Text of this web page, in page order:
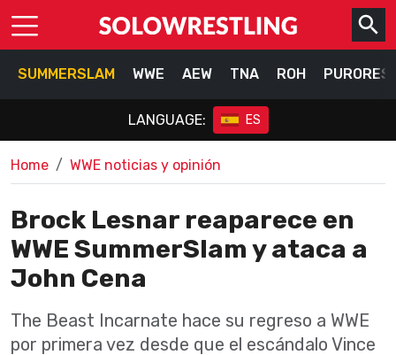
SUMMERSLAM WWE AEW TNA ROH
LANGUAGE: ES
Home WWE noticias y opinión
Brock Lesnar reaparece en
WWE SummerSlam y ataca a
John Cena
The Beast Incarnate hace su regreso a WWE
por primera vez desde que el escándalo Vince